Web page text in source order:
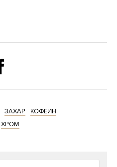
ЗАХАР
КОФЕИН
ХРОМ